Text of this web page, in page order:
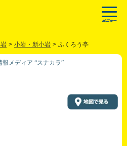
> 小岩・新小岩 > ふくろう亭
報メディア “スナカラ”